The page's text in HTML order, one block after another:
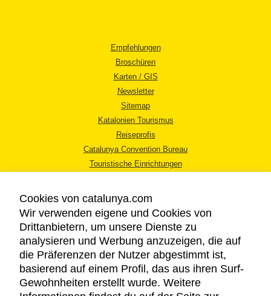
Empfehlungen
Broschüren
Karten / GIS
Newsletter
Sitemap
Katalonien Tourismus
Reiseprofis
Catalunya Convention Bureau
Touristische Einrichtungen
RECHTLICHER HINWEIS
DATENSCHUTZICHTLINIE
COOKIES
Cookies von catalunya.com
Wir verwenden eigene und Cookies von
Drittanbietern, um unsere Dienste zu
analysieren und Werbung anzuzeigen, die auf
die Präferenzen der Nutzer abgestimmt ist,
basierend auf einem Profil, das aus ihren Surf-
Gewohnheiten erstellt wurde. Weitere